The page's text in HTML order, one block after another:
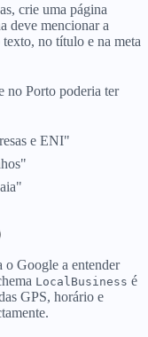
crie uma página
deve mencionar a
no título e na meta
no Porto poderia ter
e ENI"
o Google a entender
LocalBusiness é
GPS, horário e